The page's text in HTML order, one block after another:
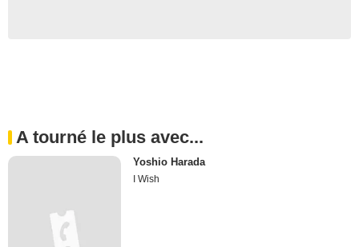
A tourné le plus avec...
Yoshio Harada
I Wish